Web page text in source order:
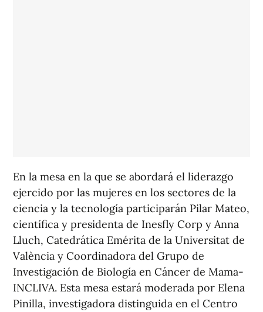
En la mesa en la que se abordará el liderazgo
ejercido por las mujeres en los sectores de la
ciencia y la tecnología participarán Pilar Mateo,
científica y presidenta de Inesfly Corp y Anna
Lluch, Catedrática Emérita de la Universitat de
València y Coordinadora del Grupo de
Investigación de Biología en Cáncer de Mama-
INCLIVA. Esta mesa estará moderada por Elena
Pinilla, investigadora distinguida en el Centro